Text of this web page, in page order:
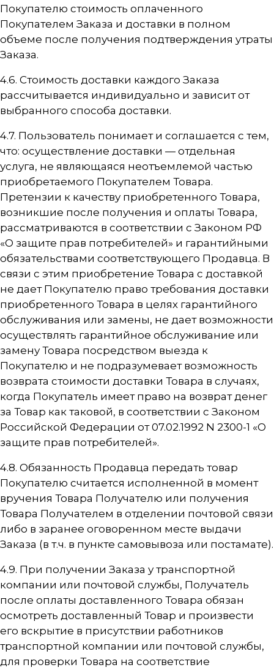
Покупателю стоимость оплаченного
Покупателем Заказа и доставки в полном
объеме после получения подтверждения утраты
Заказа.
4.6. Стоимость доставки каждого Заказа
рассчитывается индивидуально и зависит от
выбранного способа доставки.
4.7. Пользователь понимает и соглашается с тем,
что: осуществление доставки — отдельная
услуга, не являющаяся неотъемлемой частью
приобретаемого Покупателем Товара.
Претензии к качеству приобретенного Товара,
возникшие после получения и оплаты Товара,
рассматриваются в соответствии с Законом РФ
«О защите прав потребителей» и гарантийными
обязательствами соответствующего Продавца. В
связи с этим приобретение Товара с доставкой
не дает Покупателю право требования доставки
приобретенного Товара в целях гарантийного
обслуживания или замены, не дает возможности
осуществлять гарантийное обслуживание или
замену Товара посредством выезда к
Покупателю и не подразумевает возможность
возврата стоимости доставки Товара в случаях,
когда Покупатель имеет право на возврат денег
за Товар как таковой, в соответствии с Законом
Российской Федерации от 07.02.1992 N 2300-1 «О
защите прав потребителей».
4.8. Обязанность Продавца передать товар
Покупателю считается исполненной в момент
вручения Товара Получателю или получения
Товара Получателем в отделении почтовой связи
либо в заранее оговоренном месте выдачи
Заказа (в т.ч. в пункте самовывоза или постамате).
4.9. При получении Заказа у транспортной
компании или почтовой службы, Получатель
после оплаты доставленного Товара обязан
осмотреть доставленный Товар и произвести
его вскрытие в присутствии работников
транспортной компании или почтовой службы,
для проверки Товара на соответствие